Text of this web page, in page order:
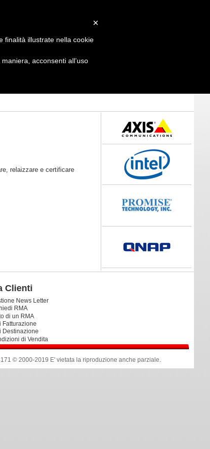
relaizzare e certificare
Clienti
News Letter
RMA
di un RMA
Fatturazione
Destinazione
di Vendita
© 2000-2019 E' vietata la riproduzione anche parziale.
×
finalità illustrate nella cookie
acconsenti all’uso